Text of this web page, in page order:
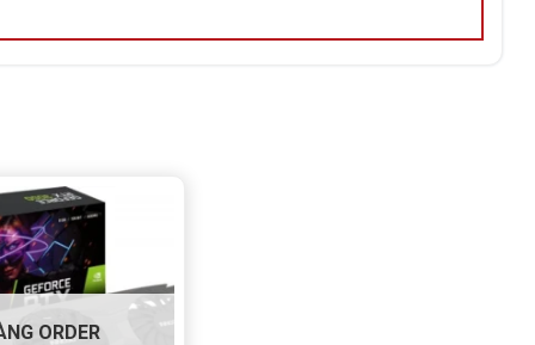
ORDER